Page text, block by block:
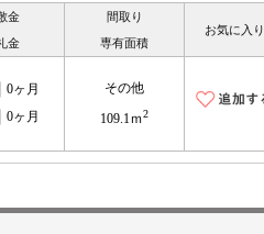
金
金
間取り
専有面積
お気に入り
0ヶ月
0ヶ月
その他
109.1ｍ2